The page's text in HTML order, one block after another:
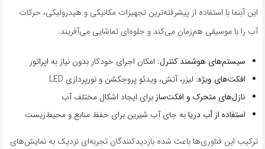
این آبنما با استفاده از پیشرفته‌ترین تجهیزات مکانیکی و هیدرولیکی، حرکات
آب را با موسیقی هم‌زمان می‌کند و جلوه‌ای تماشایی می‌آفریند.
سیستم‌های هوشمند کنترل: امکان اجرای خودکار بدون نیاز به اپراتور
افکت‌های ویژه: لیزر، آتش، ویدئو پروجکشن و نورپردازی LED
نازل‌های متحرک و افکت‌ساز برای ایجاد اشکال مختلف آب
استفاده از آب دریابه جای آب شیرین برای حفظ منابع و محیط‌زیست
ترکیب این فناوری‌ها باعث شده بازدیدکنندگان تجربه‌ای نزدیک به نمایش‌های